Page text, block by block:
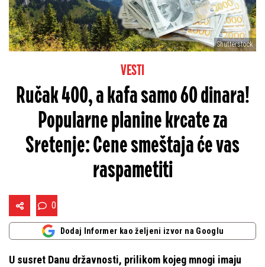
Shutterstock
VESTI
Ručak 400, a kafa samo 60 dinara!
Popularne planine krcate za
Sretenje: Cene smeštaja će vas
raspametiti
0
Dodaj Informer kao željeni izvor na Googlu
U susret Danu državnosti, prilikom kojeg mnogi imaju